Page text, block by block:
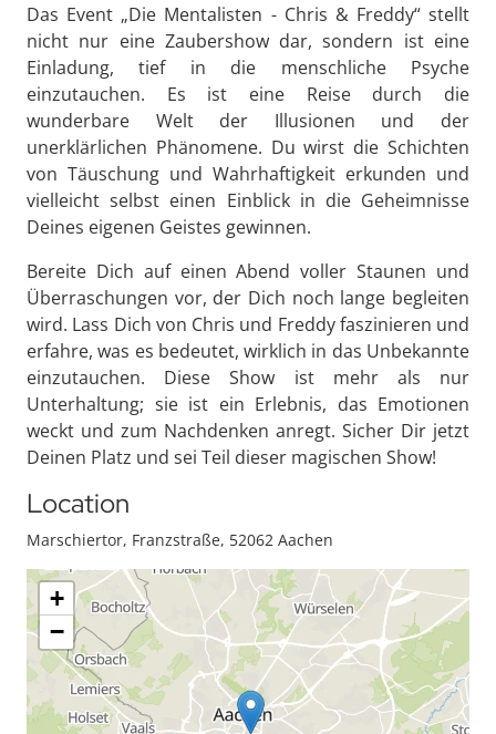
Das Event „Die Mentalisten - Chris & Freddy“ stellt
nicht nur eine Zaubershow dar, sondern ist eine
Einladung, tief in die menschliche Psyche
einzutauchen. Es ist eine Reise durch die
wunderbare Welt der Illusionen und der
unerklärlichen Phänomene. Du wirst die Schichten
von Täuschung und Wahrhaftigkeit erkunden und
vielleicht selbst einen Einblick in die Geheimnisse
Deines eigenen Geistes gewinnen.
Bereite Dich auf einen Abend voller Staunen und
Überraschungen vor, der Dich noch lange begleiten
wird. Lass Dich von Chris und Freddy faszinieren und
erfahre, was es bedeutet, wirklich in das Unbekannte
einzutauchen. Diese Show ist mehr als nur
Unterhaltung; sie ist ein Erlebnis, das Emotionen
weckt und zum Nachdenken anregt. Sicher Dir jetzt
Deinen Platz und sei Teil dieser magischen Show!
Location
Marschiertor, Franzstraße, 52062 Aachen
+
−